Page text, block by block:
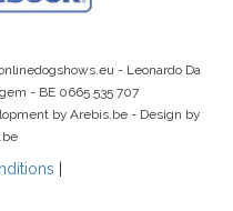
- Leonardo Da
- BE 0665 535 707
by Arebis.be - Design by